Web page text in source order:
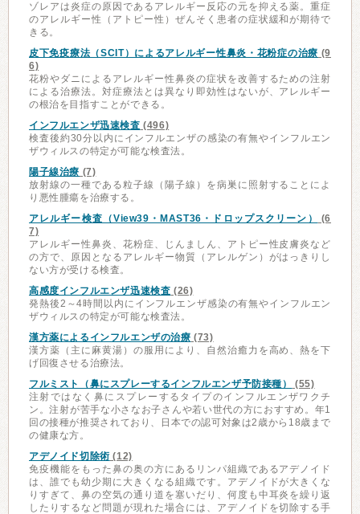
ゾレアは炎症の原因であるアレルギー反応の元を抑える薬。重症
のアレルギー性（アトピー性）ぜんそく患者の症状緩和が期待で
きる。
皮下免疫療法（SCIT）によるアレルギー性鼻炎・花粉症の治療 (9
6)
花粉やダニによるアレルギー性鼻炎の症状を改善するための注射
による治療法。対症療法とは異なり即効性はないが、アレルギー
の根治を目指すことができる。
インフルエンザ迅速検査 (496)
検査後約30分以内にインフルエンザの感染の有無やインフルエン
ザウィルスの特定が可能な検査法。
陽子線治療 (7)
放射線の一種である粒子線（陽子線）を病巣に照射することによ
り悪性腫瘍を治療する。
アレルギー検査（View39・MAST36・ドロップスクリーン）
(6
7)
アレルギー性鼻炎、花粉症、じんましん、アトピー性皮膚炎など
の方で、原因となるアレルギー物質（アレルゲン）がはっきりし
ない方が受ける検査。
高感度インフルエンザ迅速検査 (26)
発熱後2～4時間以内にインフルエンザ感染の有無やインフルエン
ザウィルスの特定が可能な検査法。
漢方薬によるインフルエンザの治療 (73)
漢方薬（主に麻黄湯）の服用により、自然治癒力を高め、熱を下
げ回復させる治療法。
フルミスト（鼻にスプレーするインフルエンザ予防接種）
(55)
注射ではなく鼻にスプレーするタイプのインフルエンザワクチ
ン。注射が苦手な小さなお子さんや若い世代の方におすすめ。年1
回の接種が推奨されており、日本での認可対象は2歳から18歳まで
の健康な方。
アデノイド切除術 (12)
免疫機能をもった鼻の奥の方にあるリンパ組織であるアデノイド
は、誰でも幼少期に大きくなる組織です。アデノイドが大きくな
りすぎて、鼻の空気の通り道を塞いだり、何度も中耳炎を繰り返
したりするなど問題が現れた場合には、アデノイドを切除する手